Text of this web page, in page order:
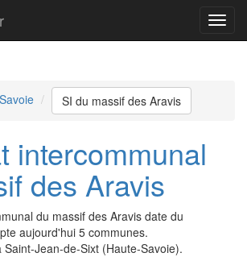
Menu
SI du massif des Aravis
intercommunal
des Aravis
du massif des Aravis date du
aujourd'hui 5 communes.
Jean-de-Sixt (Haute-Savoie).